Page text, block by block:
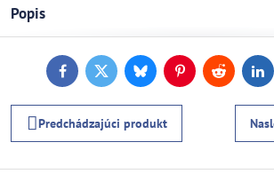
Popis
FacebookTwitterBlueskyPinterestReddit
Predchádzajúci produkt